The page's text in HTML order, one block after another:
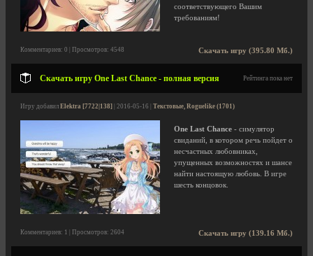
соответствующего Вашим
требованиям!
Скачать игру (395.80 Мб.)
Комментариев: 0 | Просмотров: 4548
Скачать игру One Last Chance - полная версия Рейтинга пока нет
Игру добавил Elektra [7722|138] | 2016-05-16 | Текстовые, Roguelike (1701)
One Last Chance - симулятор
свиданий, в котором речь пойдет о
несчастных любовниках,
упущенных возможностях и шансе
найти настоящую любовь. В игре
шесть концовок.
Скачать игру (139.16 Мб.)
Комментариев: 1 | Просмотров: 2604